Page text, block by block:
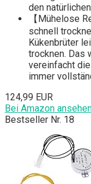
den
【Mühelose
schnell
Kükenbrüter
trocknen. Das
vereinfacht
immer
124,99 EUR
Bei Amazon
Bestseller Nr. 18